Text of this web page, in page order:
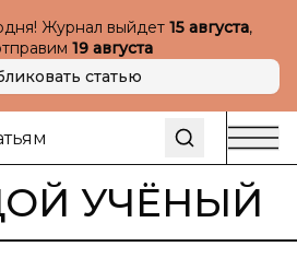
Журнал выйдет 15 августа,
19 августа
статью
УЧЁНЫЙ